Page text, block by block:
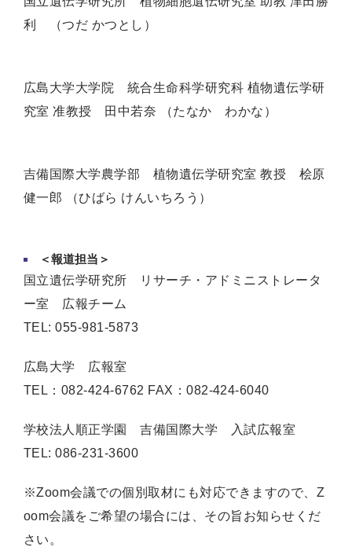
利 （つだ かつとし）
広島大学大学院 統合生命科学研究科 植物遺伝学研
究室 准教授 田中若奈 （たなか わかな）
吉備国際大学農学部 植物遺伝学研究室 教授 桧原
健一郎 （ひばら けんいちろう）
＜報道担当＞
国立遺伝学研究所 リサーチ・アドミニストレータ
ー室 広報チーム
TEL: 055-981-5873
広島大学 広報室
TEL：082-424-6762 FAX：082-424-6040
学校法人順正学園 吉備国際大学 入試広報室
TEL: 086-231-3600
※Zoom会議での個別取材にも対応できますので、Z
oom会議をご希望の場合には、その旨お知らせくだ
さい。